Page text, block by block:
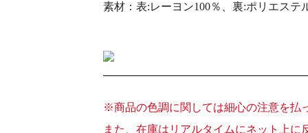
素材：表:レーヨン100％、裏:ポリエステ
※商品の色調に関しては細心の注意を払
また、在庫はリアルタイムにネット上に